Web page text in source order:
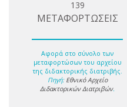
139
ΜΕΤΑΦΟΡΤΩΣΕΙΣ
Αφορά στο σύνολο των
μεταφορτώσων του αρχείου
της διδακτορικής διατριβής.
Πηγή: Εθνικό Αρχείο
Διδακτορικών Διατριβών.